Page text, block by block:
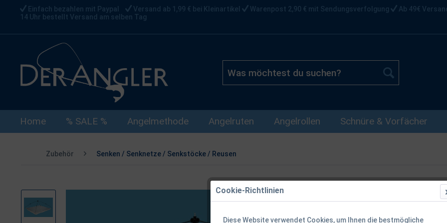
Einfach bezahlen mit Paypal Versand ab 1,99 € bei Kleinartikel Warenpost 2,90 € mit Sendungsverfolgung Ab 49€
14 Uhr bestellt Versand am selben Tag
Home % SALE % Angelmethode Angelruten Angelrollen Schnüre & Vorfächer
Zubehör Senken / Senknetze / Senkstöcke / Reusen
Delphin
Ghost
Cookie-Richtlinien
Diese Website verwendet Cookies, um Ihnen die bestmögliche